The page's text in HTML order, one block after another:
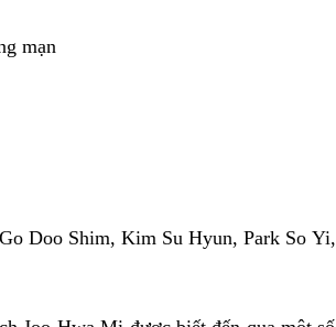
mạn
Doo Shim, Kim Su Hyun, Park So Yi,